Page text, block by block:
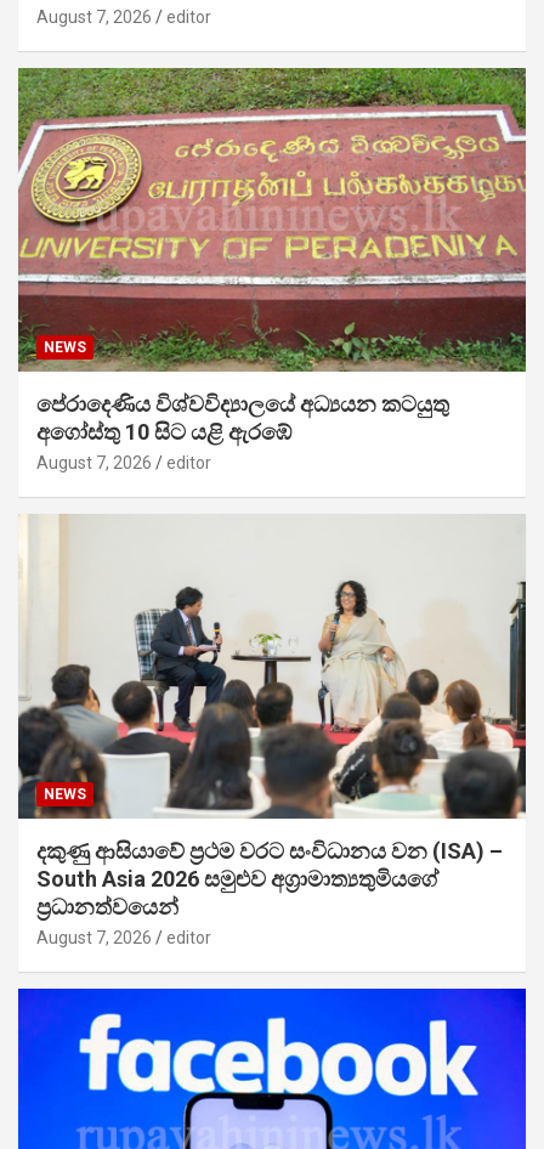
August 7, 2026 editor
NEWS
පේරාදෙණිය විශ්වවිද්‍යාලයේ අධ්‍යයන කටයුතු
අගෝස්තු 10 සිට යළි ඇරඹේ
August 7, 2026 editor
NEWS
දකුණු ආසියාවේ ප්‍රථම වරට සංවිධානය වන (ISA) –
South Asia 2026 සමුළුව අග්‍රාමාත්‍යතුමියගේ
ප්‍රධානත්වයෙන්
August 7, 2026 editor